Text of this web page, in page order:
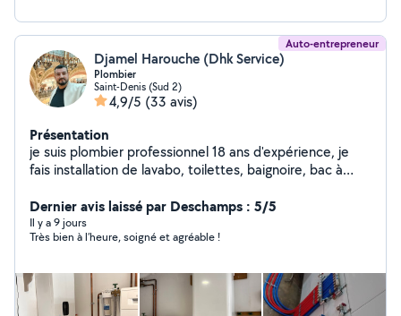
Auto-entrepreneur
Djamel Harouche (Dhk Service)
Plombier
Saint-Denis (Sud 2)
4,9/5 (33 avis)
Présentation
je suis plombier professionnel 18 ans d'expérience, je
fais installation de lavabo, toilettes, baignoire, bac à
main, chauffe-eau, montage de meuble, exetera.....
_installation chauffage central, installation radiateur
chauffage et réparation Merci
Dernier avis laissé par Deschamps : 5/5
Il y a 9 jours
Très bien à l’heure, soigné et agréable !